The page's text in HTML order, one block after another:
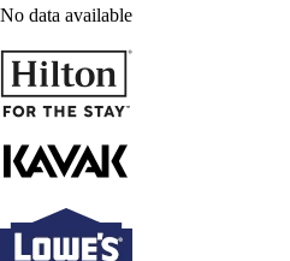
No data available